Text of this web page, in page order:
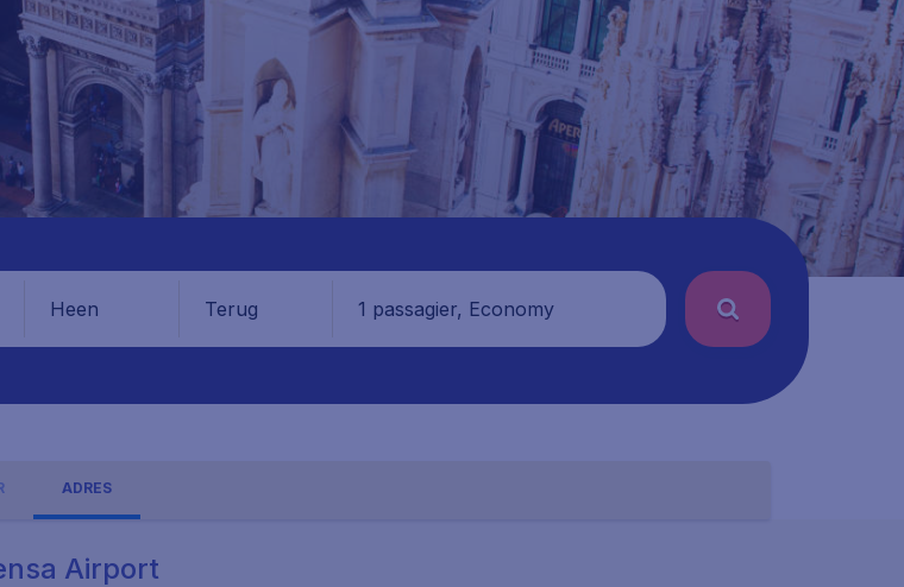
Heen Terug 1 passagier, Economy
ADRES
Airport